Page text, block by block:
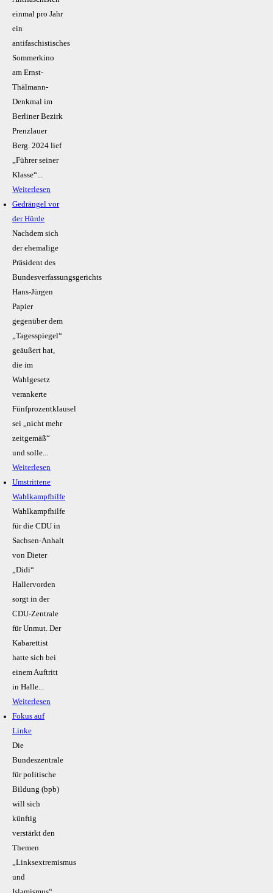
einmal pro Jahr
ein
antifaschistisches
Sommerkino
am Ernst-
Thälmann-
Denkmal im
Berliner Bezirk
Prenzlauer
Berg. 2024 lief
„Führer seiner
Klasse“...
Weiterlesen
Gedrängel vor
der Hürde
Nachdem sich
der ehemalige
Präsident des
Bundesverfassungsgerichts
Hans-Jürgen
Papier
gegenüber dem
„Tagesspiegel“
geäußert hat,
die im
Wahlgesetz
verankerte
Fünfprozentklausel
sei „nicht mehr
zeitgemäß“
und solle...
Weiterlesen
Umstrittene
Wahlkampfhilfe
Wahlkampfhilfe
für die CDU in
Sachsen-Anhalt
von Dieter
„Didi“
Hallervorden
sorgt in der
CDU-Zentrale
für Unmut. Der
Kabarettist
hatte sich bei
einem Auftritt
in Halle...
Weiterlesen
Fokus auf
Linke
Die
Bundeszentrale
für politische
Bildung (bpb)
will sich
künftig
verstärkt den
Themen
„Linksextremismus
und